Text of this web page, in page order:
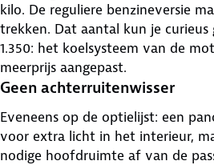
kilo. De reguliere benzineversie
trekken. Dat aantal kun je
1.350: het koelsysteem van de
meerprijs aangepast.
Geen achterruitenwisser
Eveneens op de optielijst: een
voor extra licht in het interieur,
nodige hoofdruimte af van de